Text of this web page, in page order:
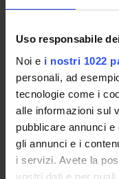
Uso responsabile
Noi e i nostri 1022
personali, ad
tecnologie come i
alle informazioni sul
pubblicare annunci
gli annunci e i
i servizi. Avete la
vostri dati e per
COMMITTEES
DEPARTMENT
STUDENT